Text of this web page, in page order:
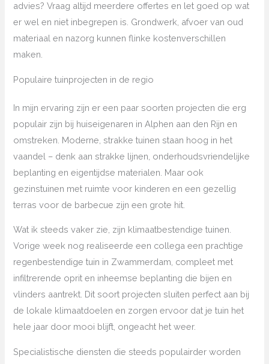
advies? Vraag altijd meerdere offertes en let goed op wat
er wel en niet inbegrepen is. Grondwerk, afvoer van oud
materiaal en nazorg kunnen flinke kostenverschillen
maken.
Populaire tuinprojecten in de regio
In mijn ervaring zijn er een paar soorten projecten die erg
populair zijn bij huiseigenaren in Alphen aan den Rijn en
omstreken. Moderne, strakke tuinen staan hoog in het
vaandel – denk aan strakke lijnen, onderhoudsvriendelijke
beplanting en eigentijdse materialen. Maar ook
gezinstuinen met ruimte voor kinderen en een gezellig
terras voor de barbecue zijn een grote hit.
Wat ik steeds vaker zie, zijn klimaatbestendige tuinen.
Vorige week nog realiseerde een collega een prachtige
regenbestendige tuin in Zwammerdam, compleet met
infiltrerende oprit en inheemse beplanting die bijen en
vlinders aantrekt. Dit soort projecten sluiten perfect aan bij
de lokale klimaatdoelen en zorgen ervoor dat je tuin het
hele jaar door mooi blijft, ongeacht het weer.
Specialistische diensten die steeds populairder worden